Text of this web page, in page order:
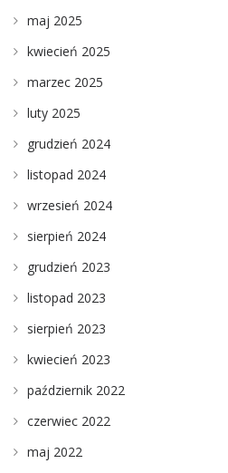
maj 2025
kwiecień 2025
marzec 2025
luty 2025
grudzień 2024
listopad 2024
wrzesień 2024
sierpień 2024
grudzień 2023
listopad 2023
sierpień 2023
kwiecień 2023
październik 2022
czerwiec 2022
maj 2022